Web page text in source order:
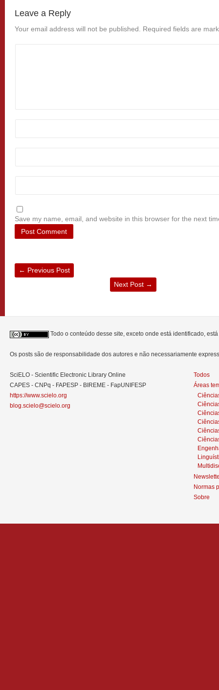
Leave a Reply
Your email address will not be published. Required fields are
Save my name, email, and website in this browser for the next
← Previous Post
Next Post →
Todo o conteúdo desse site, exceto onde está identificado,
Os posts são de responsabilidade dos autores e não necessariamente
SciELO - Scientific Electronic Library Online
CAPES - CNPq - FAPESP - BIREME - FapUNIFESP
https://www.scielo.org
blog.scielo@scielo.org
Todos
Áreas
Normas
Sobre